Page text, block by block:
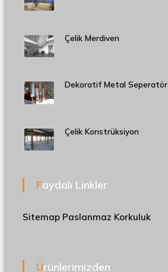
Çelik Merdiven
Dekoratif Metal Seperatör
Çelik Konstrüksiyon
Faydalı Linkler
Sitemap Paslanmaz Korkuluk
Ürünlerimizden